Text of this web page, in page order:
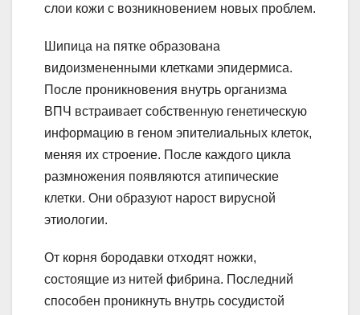
слои кожи с возникновением новых проблем.
Шипица на пятке образована
видоизмененными клетками эпидермиса.
После проникновения внутрь организма
ВПЧ встраивает собственную генетическую
информацию в геном эпителиальных клеток,
меняя их строение. После каждого цикла
размножения появляются атипические
клетки. Они образуют нарост вирусной
этиологии.
От корня бородавки отходят ножки,
состоящие из нитей фибрина. Последний
способен проникнуть внутрь сосудистой